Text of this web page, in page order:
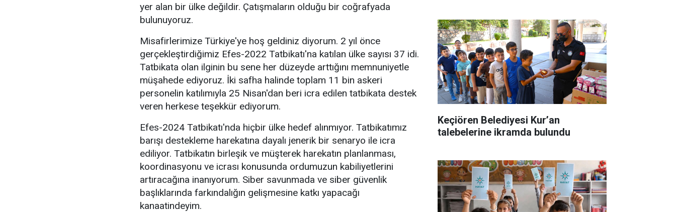
yer alan bir ülke değildir. Çatışmaların olduğu bir coğrafyada
bulunuyoruz.
Misafirlerimize Türkiye'ye hoş geldiniz diyorum. 2 yıl önce
gerçekleştirdiğimiz Efes-2022 Tatbikatı'na katılan ülke sayısı 37 idi.
Tatbikata olan ilginin bu sene her düzeyde arttığını memnuniyetle
müşahede ediyoruz. İki safha halinde toplam 11 bin askeri
personelin katılımıyla 25 Nisan'dan beri icra edilen tatbikata destek
veren herkese teşekkür ediyorum.
Efes-2024 Tatbikatı'nda hiçbir ülke hedef alınmıyor. Tatbikatımız
barışı destekleme harekatına dayalı jenerik bir senaryo ile icra
ediliyor. Tatbikatın birleşik ve müşterek harekatın planlanması,
koordinasyonu ve icrası konusunda ordumuzun kabiliyetlerini
artıracağına inanıyorum. Siber savunmada ve siber güvenlik
başlıklarında farkındalığın gelişmesine katkı yapacağı
kanaatindeyim.
Keçiören Belediyesi Kur’an
talebelerine ikramda bulundu